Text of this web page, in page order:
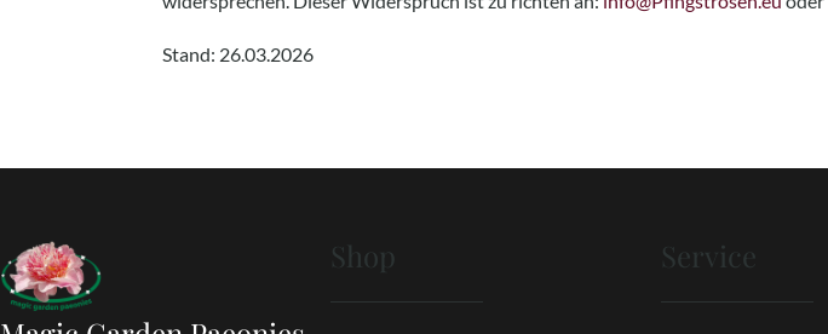
Stand: 26.03.2026
Shop Service